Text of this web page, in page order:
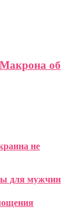
об
не
для мужчин